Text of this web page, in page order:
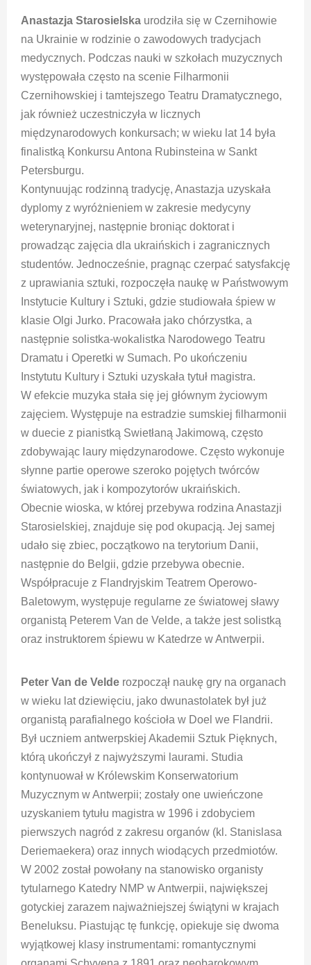
Anastazja Starosielska urodziła się w Czernihowie
na Ukrainie w rodzinie o zawodowych tradycjach
medycznych. Podczas nauki w szkołach muzycznych
występowała często na scenie Filharmonii
Czernihowskiej i tamtejszego Teatru Dramatycznego,
jak również uczestniczyła w licznych
międzynarodowych konkursach; w wieku lat 14 była
finalistką Konkursu Antona Rubinsteina w Sankt
Petersburgu.
Kontynuując rodzinną tradycję, Anastazja uzyskała
dyplomy z wyróżnieniem w zakresie medycyny
weterynaryjnej, następnie broniąc doktorat i
prowadząc zajęcia dla ukraińskich i zagranicznych
studentów. Jednocześnie, pragnąc czerpać satysfakcję
z uprawiania sztuki, rozpoczęła naukę w Państwowym
Instytucie Kultury i Sztuki, gdzie studiowała śpiew w
klasie Olgi Jurko. Pracowała jako chórzystka, a
następnie solistka-wokalistka Narodowego Teatru
Dramatu i Operetki w Sumach. Po ukończeniu
Instytutu Kultury i Sztuki uzyskała tytuł magistra.
W efekcie muzyka stała się jej głównym życiowym
zajęciem. Występuje na estradzie sumskiej filharmonii
w duecie z pianistką Swietłaną Jakimową, często
zdobywając laury międzynarodowe. Często wykonuje
słynne partie operowe szeroko pojętych twórców
światowych, jak i kompozytorów ukraińskich.
Obecnie wioska, w której przebywa rodzina Anastazji
Starosielskiej, znajduje się pod okupacją. Jej samej
udało się zbiec, początkowo na terytorium Danii,
następnie do Belgii, gdzie przebywa obecnie.
Współpracuje z Flandryjskim Teatrem Operowo-
Baletowym, występuje regularne ze światowej sławy
organistą Peterem Van de Velde, a także jest solistką
oraz instruktorem śpiewu w Katedrze w Antwerpii.
Peter Van de Velde rozpoczął naukę gry na organach
w wieku lat dziewięciu, jako dwunastolatek był już
organistą parafialnego kościoła w Doel we Flandrii.
Był uczniem antwerpskiej Akademii Sztuk Pięknych,
którą ukończył z najwyższymi laurami. Studia
kontynuował w Królewskim Konserwatorium
Muzycznym w Antwerpii; zostały one uwieńczone
uzyskaniem tytułu magistra w 1996 i zdobyciem
pierwszych nagród z zakresu organów (kl. Stanislasa
Deriemaekera) oraz innych wiodących przedmiotów.
W 2002 został powołany na stanowisko organisty
tytularnego Katedry NMP w Antwerpii, największej
gotyckiej zarazem najważniejszej świątyni w krajach
Beneluksu. Piastując tę funkcję, opiekuje się dwoma
wyjątkowej klasy instrumentami: romantycznymi